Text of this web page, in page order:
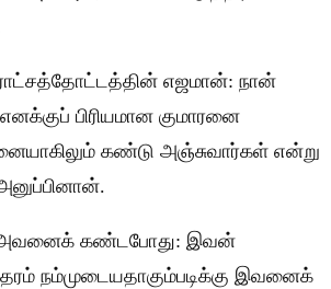
எஜமான்: நான்
பிரியமான குமாரனை
கண்டு அஞ்சுவார்கள் என்று
அவனைக் கண்டபோது: இவன்
நம்முடையதாகும்படிக்கு இவனைக்